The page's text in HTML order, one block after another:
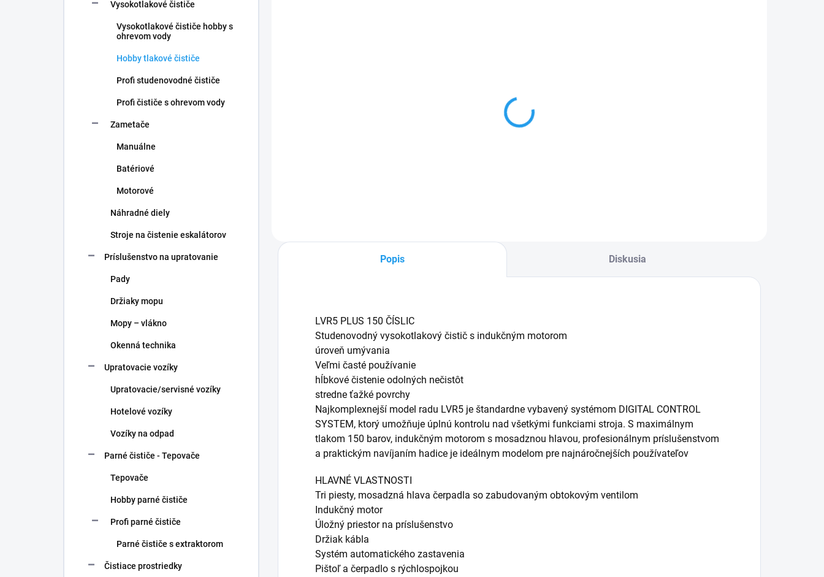
Vysokotlakové čističe
Vysokotlakové čističe hobby s
ohrevom vody
Hobby tlakové čističe
Profi studenovodné čističe
Profi čističe s ohrevom vody
Zametače
Manuálne
Batériové
Motorové
Náhradné diely
Stroje na čistenie eskalátorov
Príslušenstvo na upratovanie
Pady
Držiaky mopu
Mopy – vlákno
Okenná technika
Upratovacie vozíky
Upratovacie/servisné vozíky
Hotelové vozíky
Vozíky na odpad
Parné čističe - Tepovače
Tepovače
Hobby parné čističe
Profi parné čističe
Parné čističe s extraktorom
Čistiace prostriedky
Popis Diskusia
LVR5 PLUS 150 ČÍSLIC
Studenovodný vysokotlakový čistič s indukčným motorom
úroveň umývania
Veľmi časté používanie
hĺbkové čistenie odolných nečistôt
stredne ťažké povrchy
Najkomplexnejší model radu LVR5 je štandardne vybavený systémom DIGITAL CONTROL
SYSTEM, ktorý umožňuje úplnú kontrolu nad všetkými funkciami stroja. S maximálnym
tlakom 150 barov, indukčným motorom s mosadznou hlavou, profesionálnym príslušenstvom
a praktickým navíjaním hadice je ideálnym modelom pre najnáročnejších používateľov
HLAVNÉ VLASTNOSTI
Tri piesty, mosadzná hlava čerpadla so zabudovaným obtokovým ventilom
Indukčný motor
Úložný priestor na príslušenstvo
Držiak kábla
Systém automatického zastavenia
Pištoľ a čerpadlo s rýchlospojkou